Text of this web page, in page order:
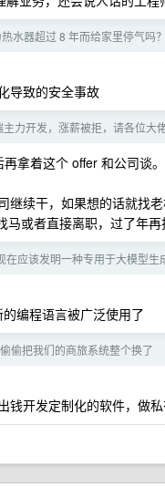
水器超过 8 年而给家里停气吗？
导致的安全事故
主力开发，涨薪被拒，请各位大
拿着这个 offer 和公司谈。
继续干，如果想的话就找
或者直接离职，过了年再
在应该发明一种专用于大模型生
编程语言被广泛使用了
偷把我们的商旅系统整个换了
钱开发定制化的软件，做